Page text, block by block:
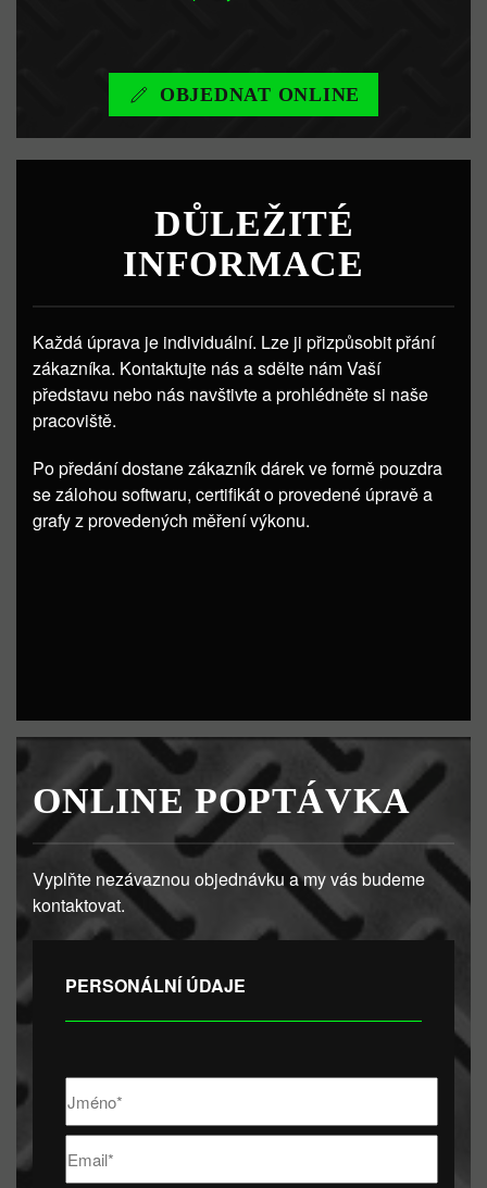
OBJEDNAT ONLINE
DŮLEŽITÉ
INFORMACE
Každá úprava je individuální. Lze ji přizpůsobit přání
zákazníka. Kontaktujte nás a sdělte nám Vaší
představu nebo nás navštivte a prohlédněte si naše
pracoviště.
Po předání dostane zákazník dárek ve formě pouzdra
se zálohou softwaru, certifikát o provedené úpravě a
grafy z provedených měření výkonu.
ONLINE POPTÁVKA
Vyplňte nezávaznou objednávku a my vás budeme
kontaktovat.
PERSONÁLNÍ ÚDAJE